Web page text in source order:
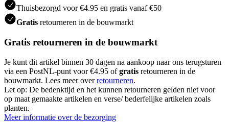
Thuisbezorgd voor €4.95 en gratis vanaf €50
Gratis retourneren in de bouwmarkt
Gratis retourneren in de bouwmarkt
Je kunt dit artikel binnen 30 dagen na aankoop naar ons terugsturen
via een PostNL-punt voor €4.95 ofgratis retourneren in de
bouwmarkt. Lees meer overretourneren.
Let op: De bedenktijd en het kunnen retourneren gelden niet voor
op maat gemaakte artikelen en verse/ bederfelijke artikelen zoals
planten.
Meer informatie over de bezorging